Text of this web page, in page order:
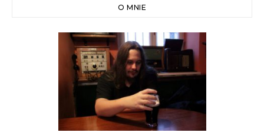
O MNIE